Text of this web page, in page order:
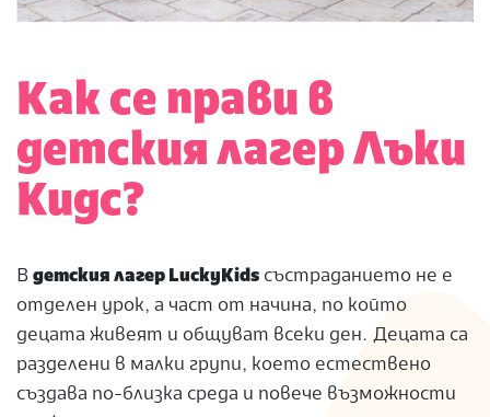
Как се прави в
детския лагер Лъки
Кидс?
В детския лагер LuckyKids състраданието не е
отделен урок, а част от начина, по който
децата живеят и общуват всеки ден. Децата са
разделени в малки групи, което естествено
създава по-близка среда и повече възможности